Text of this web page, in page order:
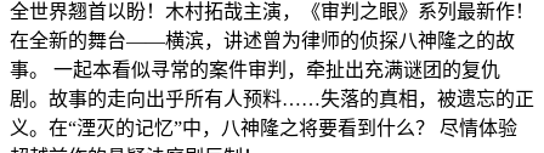
全世界翘首以盼！木村拓哉主演，《审判之眼》系列最新作！
在全新的舞台——横滨，讲述曾为律师的侦探八神隆之的故
事。 一起本看似寻常的案件审判，牵扯出充满谜团的复仇
剧。故事的走向出乎所有人预料……失落的真相，被遗忘的正
义。在“湮灭的记忆”中，八神隆之将要看到什么？ 尽情体验